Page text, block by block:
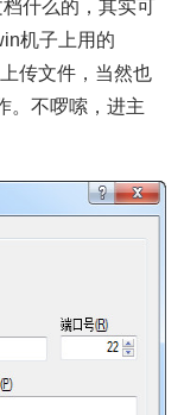
什么的，其实可
机子上用的
传文件，当然也
。不啰嗦，进主